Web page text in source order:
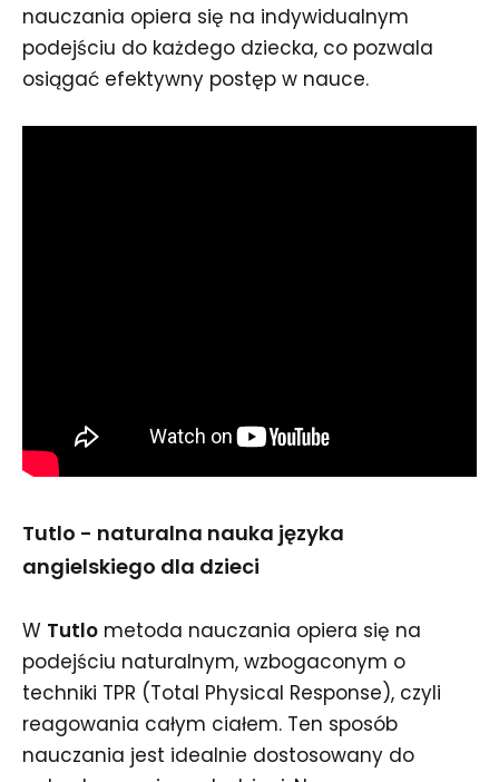
nauczania opiera się na indywidualnym
podejściu do każdego dziecka, co pozwala
osiągać efektywny postęp w nauce.
Tutlo - naturalna nauka języka
angielskiego dla dzieci
W Tutlo metoda nauczania opiera się na
podejściu naturalnym, wzbogaconym o
techniki TPR (Total Physical Response), czyli
reagowania całym ciałem. Ten sposób
nauczania jest idealnie dostosowany do